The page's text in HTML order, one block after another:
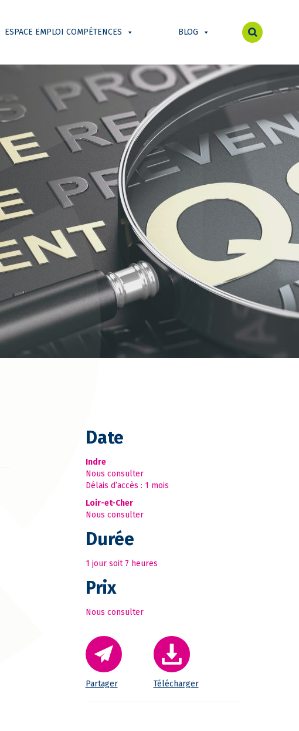
ESPACE EMPLOI COMPÉTENCES BLOG
Date
Indre
Nous consulter
Délais d’accès : 1 mois
Loir-et-Cher
Nous consulter
Durée
1 jour soit 7 heures
Prix
Nous consulter
Partager Télécharger